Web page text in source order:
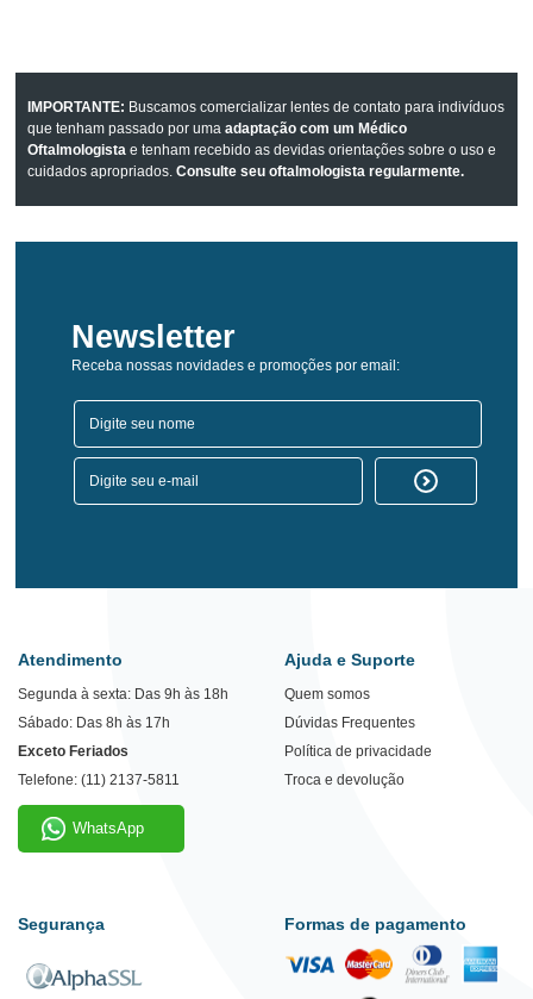
IMPORTANTE: Buscamos comercializar lentes de contato para indivíduos
que tenham passado por umaadaptação com um Médico
Oftalmologista e tenham recebido as devidas orientações sobre o uso e
cuidados apropriados.Consulte seu oftalmologista regularmente.
Newsletter
Receba nossas novidades e promoções por email:
Atendimento
Segunda à sexta: Das 9h às 18h
Sábado: Das 8h às 17h
Exceto Feriados
Telefone: (11) 2137-5811
WhatsApp
Ajuda e Suporte
Quem somos
Dúvidas Frequentes
Política de privacidade
Troca e devolução
Segurança Formas de pagamento